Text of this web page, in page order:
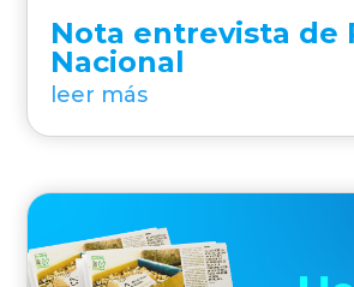
Nota entrevista de
Nacional
leer más